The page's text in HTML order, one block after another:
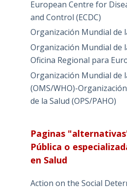
European Centre for
and Control (ECDC)
Organización Mundial de
Organización Mundial de
Oficina Regional para
Organización Mundial de
(OMS/WHO)-
de la Salud (OPS/PAHO)
Paginas
Pública o
en Salud
Action on the Social